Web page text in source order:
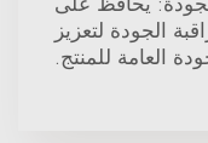
الجودة لتعزيز
العامة للمنتج.